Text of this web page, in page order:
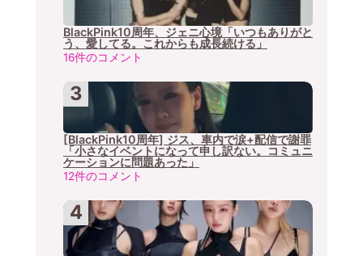
BlackPink10周年、ジェニ心境「いつもありがと
う、愛してる。これからも成長続ける」
16件のコメント
[BlackPink10周年] ジス、車内で涙+配信で謝罪
「小さなイベントになって申し訳ない。コミュニ
ケーションに問題あった」
12件のコメント